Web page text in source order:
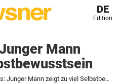
DE
Edition
Mann
Witz des Tages: Junger Mann zeigt zu viel Selbstbewusstsein